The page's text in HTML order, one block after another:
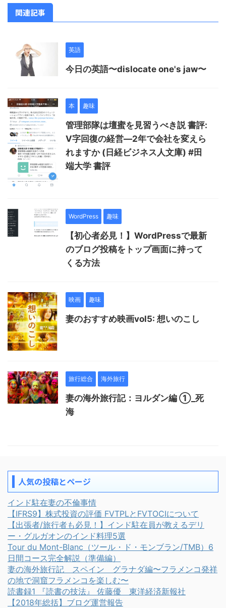
関連記事
英語
今日の英語〜dislocate one's jaw〜
本 趣味
管理部隊は壇蜜を見習うべき説 書評:
V字回復の経営―2年で会社を変えら
れますか (日経ビジネス人文庫) #田
端大学 書評
WordPress 趣味
【初心者必見！】WordPressで最新
のブログ投稿をトップ画面に持って
くる方法
映画 趣味
妻のおすすめ映画vol5: 想いのこし
旅行総合 海外旅行
妻の海外旅行記：ヨルダン編 ①_死
海
人気の投稿とページ
インド駐在妻の不倫事情
【IFRS9】株式投資の評価 FVTPLとFVTOCIについて
【出張者/旅行者も必見！】インド駐在員が教えるデリ
ー・グルガオンのインド料理5選
Tour du Mont-Blanc（ツール・ド・モンブラン/TMB）6
日間コース完全解説（準備編）
妻の海外旅行記 スペイン グラナダ編〜フラメンコ発祥
の地で洞窟フラメンコを楽しむ〜
読書録1 『読書の技法』 佐藤優 東洋経済新報社
【2018年総括】ブログ運営報告